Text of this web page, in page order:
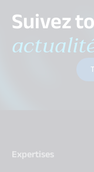
Suivez
Expertises